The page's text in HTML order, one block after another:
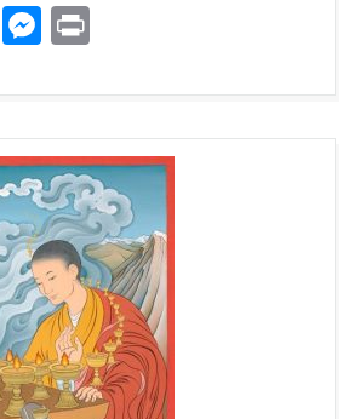
WhatsApp
Messenger